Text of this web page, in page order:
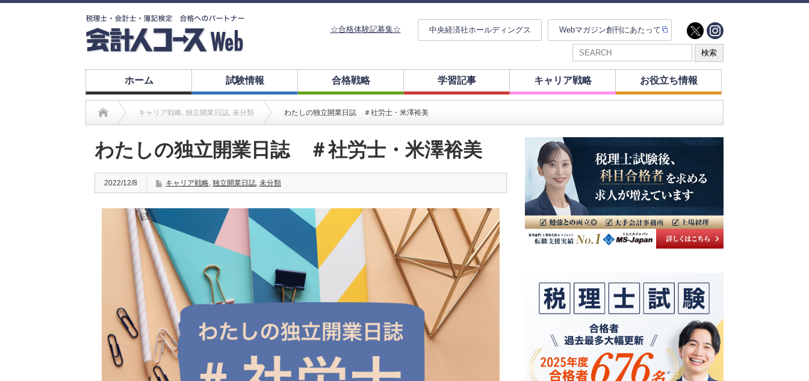
☆合格体験記募集☆ 中央経済社ホールディングス Webマガジン創刊にあたって
ホーム 試験情報 合格戦略 学習記事 キャリア戦略 お役立ち情報
キャリア戦略, 独立開業日誌, 未分類 わたしの独立開業日誌 ＃社労士・米澤裕美
わたしの独立開業日誌 ＃社労士・米澤裕美
2022/12/8 キャリア戦略, 独立開業日誌, 未分類